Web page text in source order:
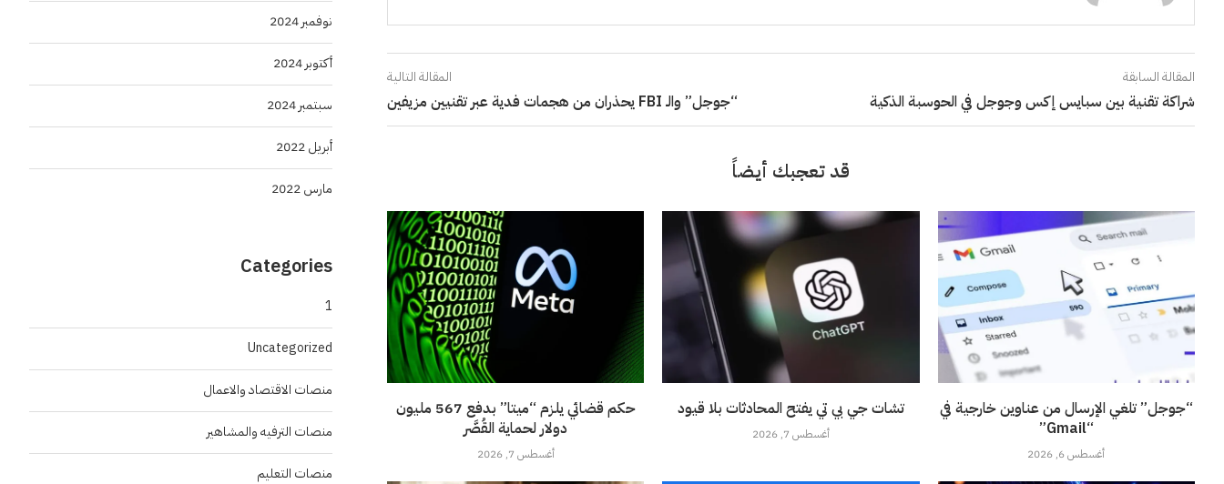
المقالة السابقة
شراكة تقنية بين سبايس إكس وجوجل في الحوسبة الذكية
المقالة التالية
“جوجل” والـ FBI يحذران من هجمات فدية عبر تقنيين مزيفين
قد تعجبك أيضاً
حكم قضائي يلزم “ميتا” بدفع 567 مليون
دولار لحماية القُصَّر
أغسطس 7, 2026
تشات جي بي تي يفتح المحادثات بلا قيود
أغسطس 7, 2026
“جوجل” تلغي الإرسال من عناوين خارجية في
“Gmail”
أغسطس 6, 2026
نوفمبر 2024
أكتوبر 2024
سبتمبر 2024
أبريل 2022
مارس 2022
Categories
1
Uncategorized
منصات الاقتصاد والاعمال
منصات الترفيه والمشاهير
منصات التعليم